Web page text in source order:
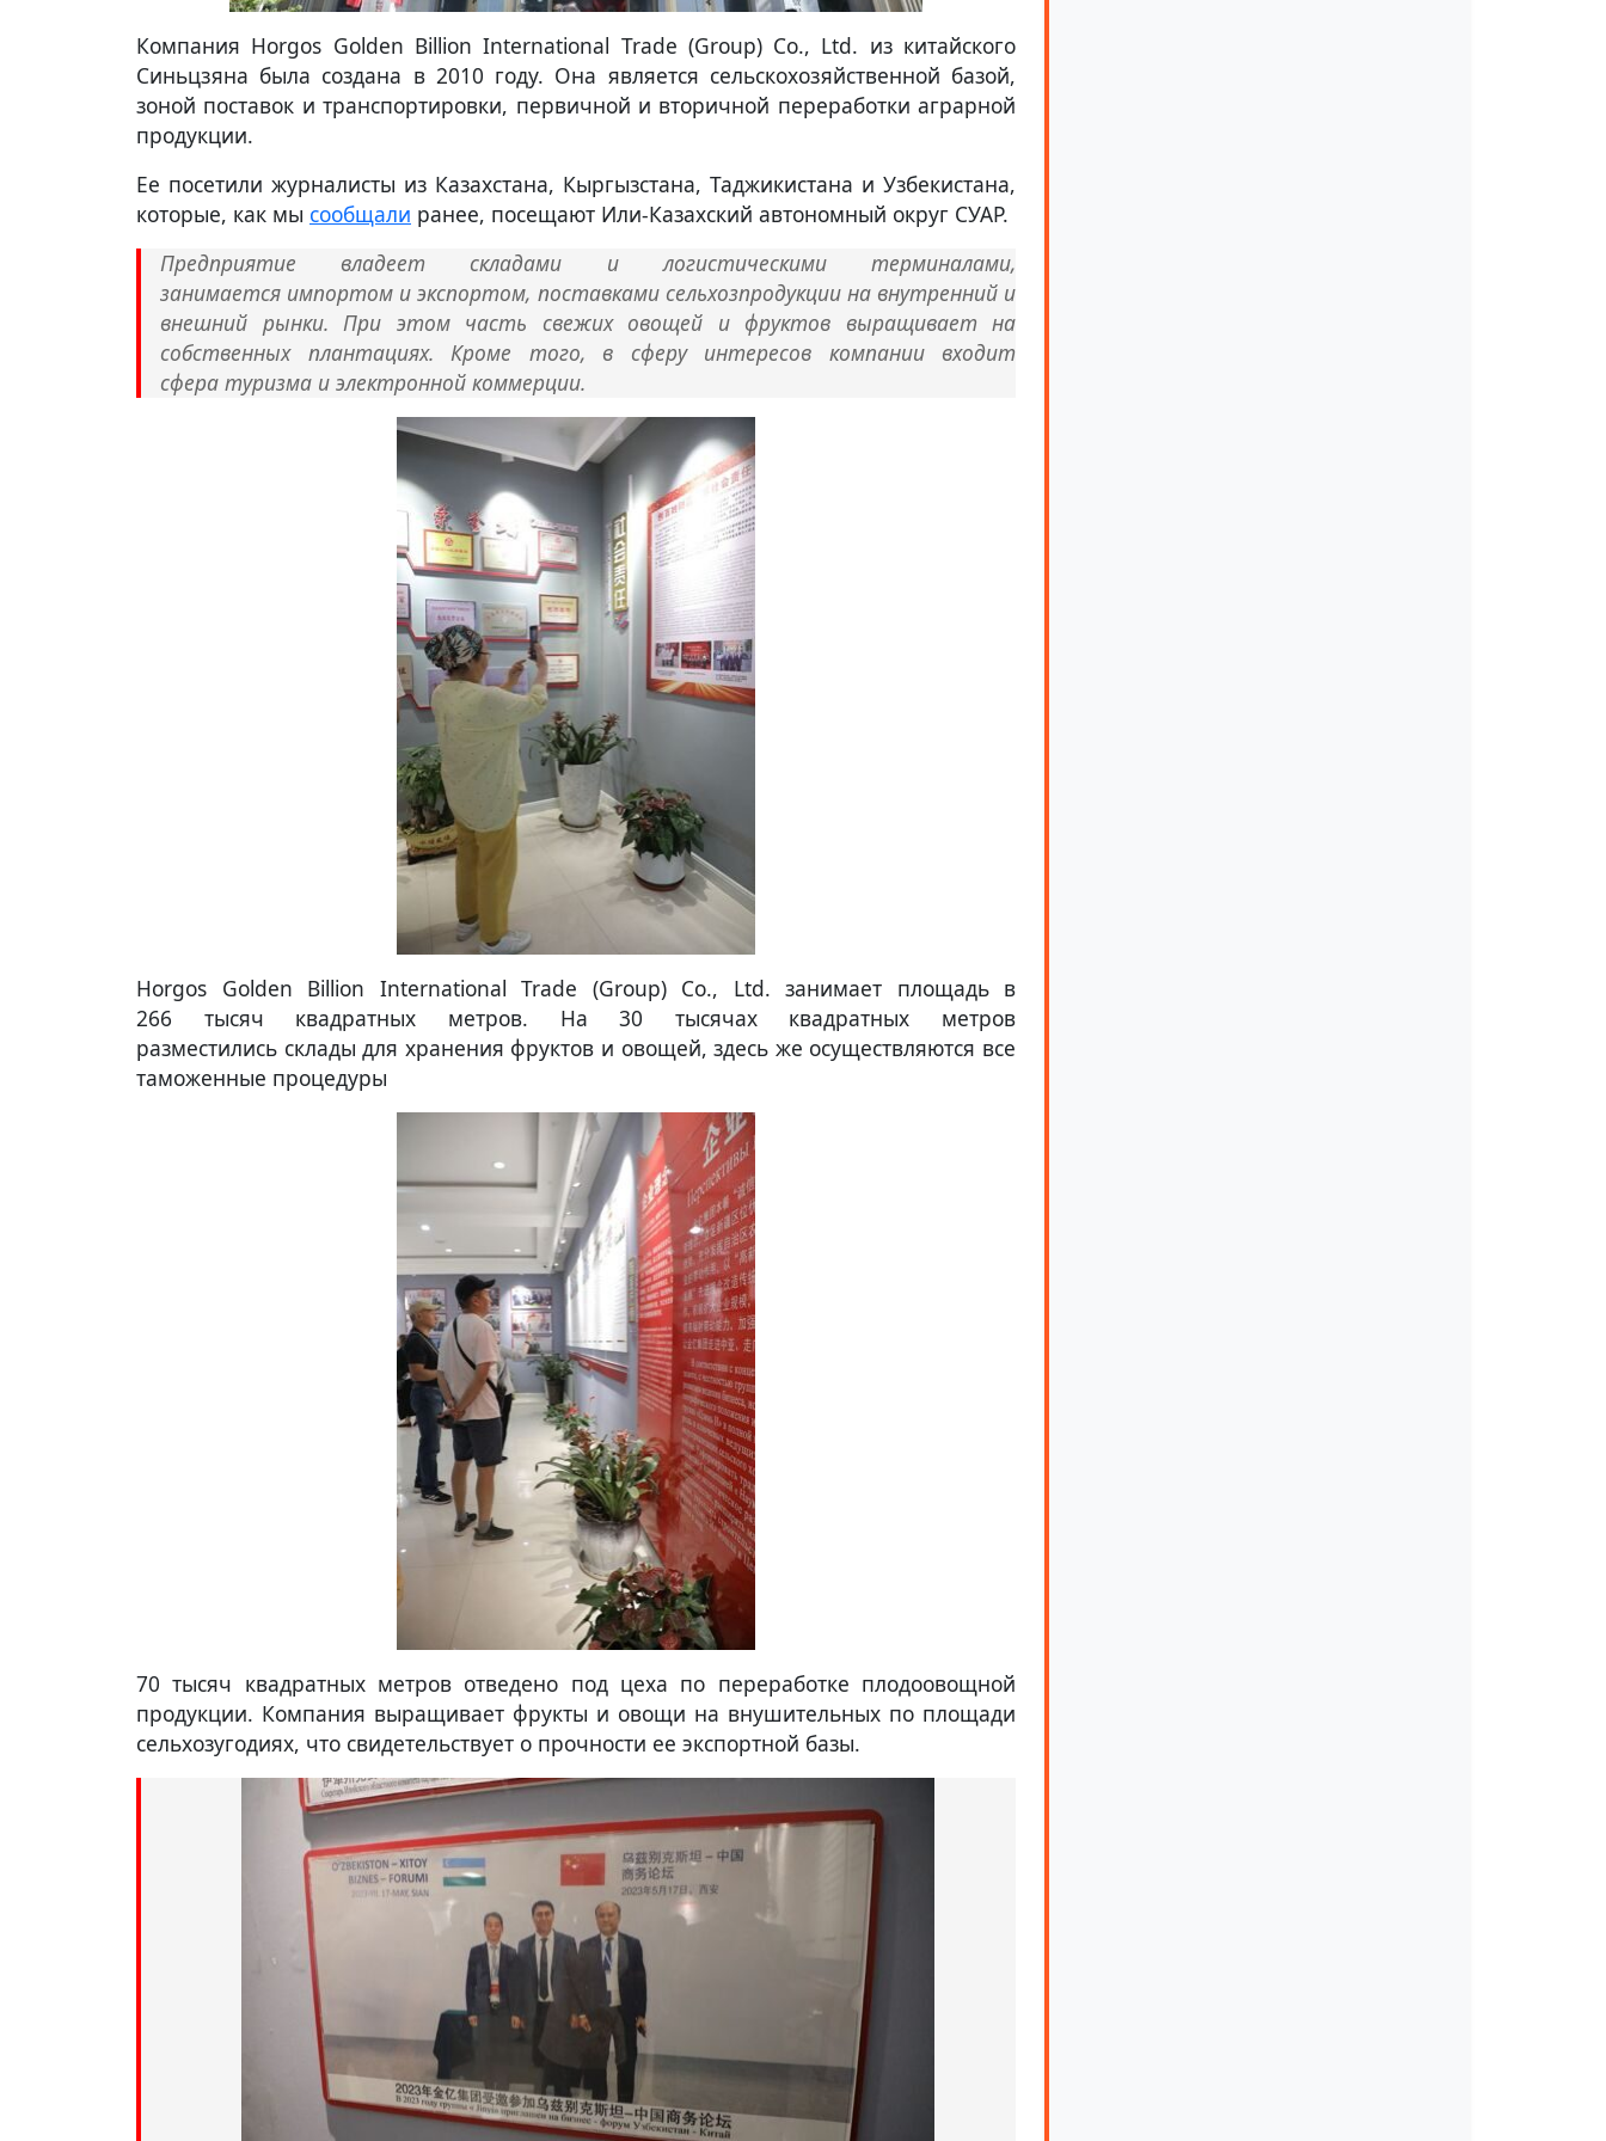
Компания Horgos Golden Billion International Trade (Group) Co., Ltd. из китайского
Синьцзяна была создана в 2010 году. Она является сельскохозяйственной базой,
зоной поставок и транспортировки, первичной и вторичной переработки аграрной
продукции.
Ее посетили журналисты из Казахстана, Кыргызстана, Таджикистана и Узбекистана,
которые, как мы сообщали ранее, посещают Или-Казахский автономный округ СУАР.
Предприятие владеет складами и логистическими терминалами,
занимается импортом и экспортом, поставками сельхозпродукции на внутренний и
внешний рынки. При этом часть свежих овощей и фруктов выращивает на
собственных плантациях. Кроме того, в сферу интересов компании входит
сфера туризма и электронной коммерции.
Horgos Golden Billion International Trade (Group) Co., Ltd. занимает площадь в
266 тысяч квадратных метров. На 30 тысячах квадратных метров
разместились склады для хранения фруктов и овощей, здесь же осуществляются все
таможенные процедуры
70 тысяч квадратных метров отведено под цеха по переработке плодоовощной
продукции. Компания выращивает фрукты и овощи на внушительных по площади
сельхозугодиях, что свидетельствует о прочности ее экспортной базы.